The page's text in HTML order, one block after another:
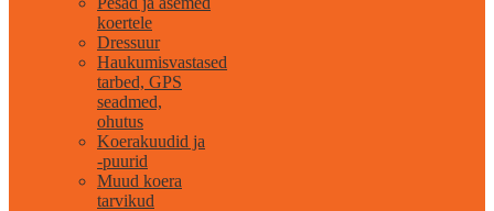
koertele
Dressuur
Haukumisvastased
tarbed, GPS
seadmed,
ohutus
Koerakuudid ja
-puurid
Muud koera
tarvikud